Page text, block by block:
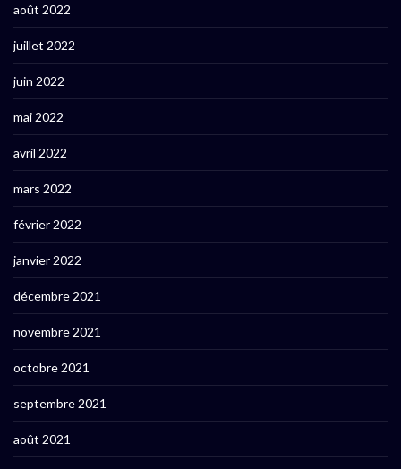
août 2022
juillet 2022
juin 2022
mai 2022
avril 2022
mars 2022
février 2022
janvier 2022
décembre 2021
novembre 2021
octobre 2021
septembre 2021
août 2021